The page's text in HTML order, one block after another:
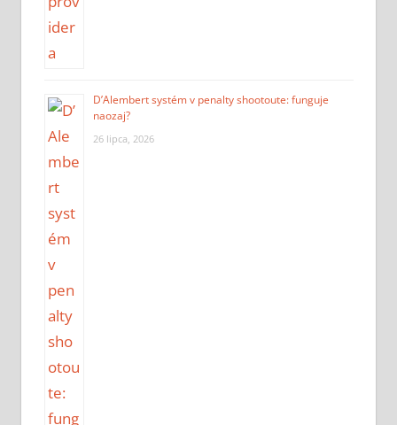
D’Alembert systém v penalty shootoute: funguje
naozaj?
26 lipca, 2026